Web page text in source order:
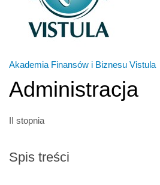
Akademia Finansów i Biznesu Vistula
Administracja
II stopnia
Spis treści